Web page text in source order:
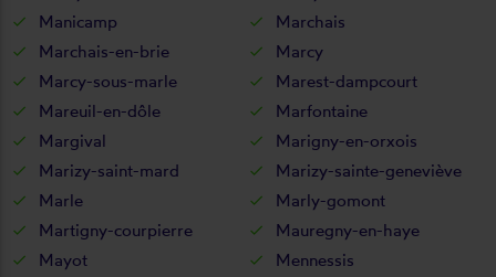
Manicamp
Marchais
Marchais-en-brie
Marcy
Marcy-sous-marle
Marest-dampcourt
Mareuil-en-dôle
Marfontaine
Margival
Marigny-en-orxois
Marizy-saint-mard
Marizy-sainte-geneviève
Marle
Marly-gomont
Martigny-courpierre
Mauregny-en-haye
Mayot
Mennessis